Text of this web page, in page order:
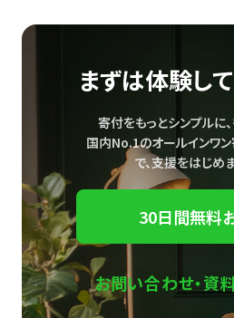
まずは体験して
寄付をもっとシンプルに
国内No.1のオールインワ
で、支援をはじめま
30日間無料
お問い合わせ・資